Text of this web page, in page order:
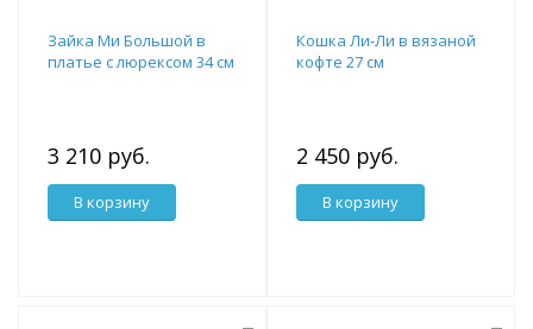
Зайка Ми Большой в
платье с люрексом 34 см
3 210 руб.
В корзину
Кошка Ли-Ли в вязаной
кофте 27 см
2 450 руб.
В корзину